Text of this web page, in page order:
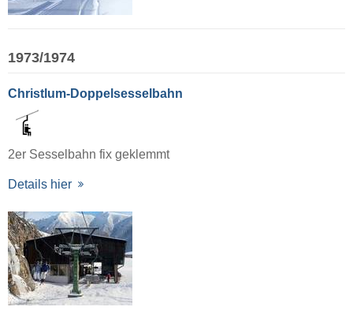
1973/1974
Christlum-Doppelsesselbahn
2er Sesselbahn fix geklemmt
Details hier